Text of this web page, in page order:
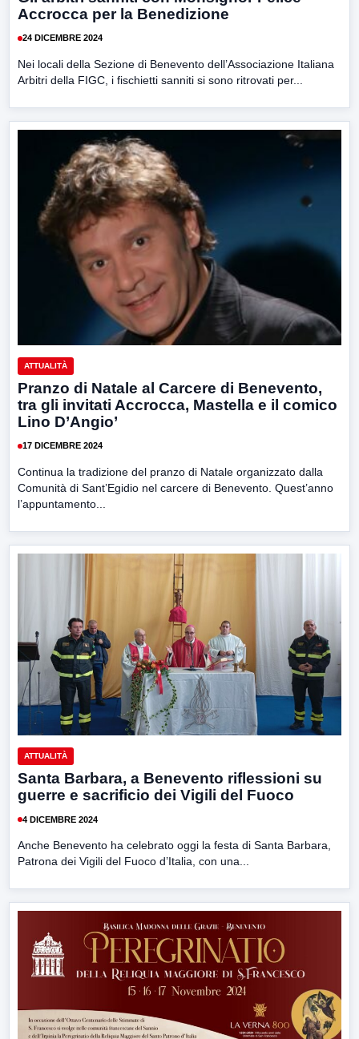
Accrocca per la Benedizione
24 DICEMBRE 2024
Nei locali della Sezione di Benevento dell’Associazione Italiana
Arbitri della FIGC, i fischietti sanniti si sono ritrovati per...
ATTUALITÀ
Pranzo di Natale al Carcere di Benevento,
tra gli invitati Accrocca, Mastella e il comico
Lino D’Angio’
17 DICEMBRE 2024
Continua la tradizione del pranzo di Natale organizzato dalla
Comunità di Sant’Egidio nel carcere di Benevento. Quest’anno
l’appuntamento...
ATTUALITÀ
Santa Barbara, a Benevento riflessioni su
guerre e sacrificio dei Vigili del Fuoco
4 DICEMBRE 2024
Anche Benevento ha celebrato oggi la festa di Santa Barbara,
Patrona dei Vigili del Fuoco d’Italia, con una...